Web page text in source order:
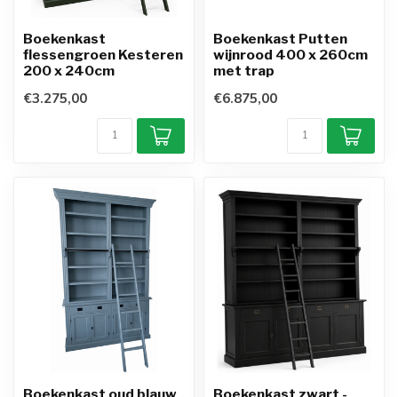
Boekenkast
flessengroen Kesteren
200 x 240cm
€3.275,00
Boekenkast Putten
wijnrood 400 x 260cm
met trap
€6.875,00